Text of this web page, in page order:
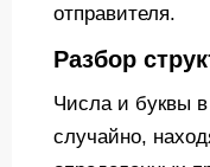
отправителя.
Разбор
Числа и буквы
случайно,